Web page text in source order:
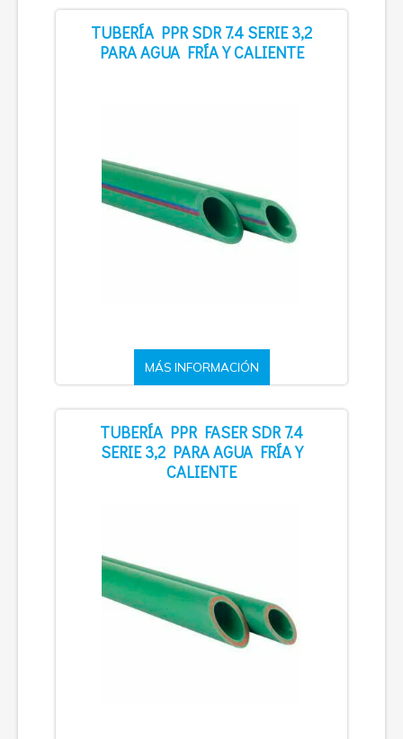
TUBERÍA PPR SDR 7.4 SERIE 3,2
PARA AGUA FRÍA Y CALIENTE
MÁS INFORMACIÓN
TUBERÍA PPR FASER SDR 7.4
SERIE 3,2 PARA AGUA FRÍA Y
CALIENTE